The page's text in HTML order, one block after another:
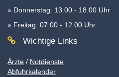
» Donnerstag: 13.00 - 18.00 Uhr
» Freitag: 07.00 - 12.00 Uhr
Wichtige Links
Ärzte / Notdienste
Abfuhrkalender